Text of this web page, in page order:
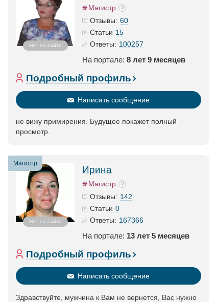
Нет на сайте
Магистр
Отзывы: 60
Статьи 15
Ответы: 100257
На портале: 8 лет 9 месяцев
Подробный профиль
Написать сообщение
не вижу примирения. Будущее покажет полный
просмотр.
Магистр
Нет на сайте
Ирина
Магистр
Отзывы: 142
Статьи 0
Ответы: 167366
На портале: 13 лет 5 месяцев
Подробный профиль
Написать сообщение
Здравствуйте, мужчина к Вам не вернется, Вас нужно